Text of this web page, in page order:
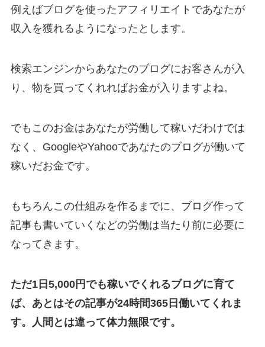
例えばブログを使ったアフィリエイトであなたが
収入を獲れるようになったとします。
検索エンジンからあなたのブログにお客さんが入
り、物を買ってくれればお金が入りますよね。
でもこのお金はあなたが労働して稼いだわけでは
なく、GoogleやYahooであなたのブログが働いて
稼いだお金です。
もちろんこの仕組みを作るまでに、ブログ作って
記事も書いていくなどの労働は当たり前に必要に
なってきます。
ただ1日5,000円でも稼いでくれるブログに育て
ば、あとはその記事が24時間365日働いてくれま
す。人間とは違って体力無限です。